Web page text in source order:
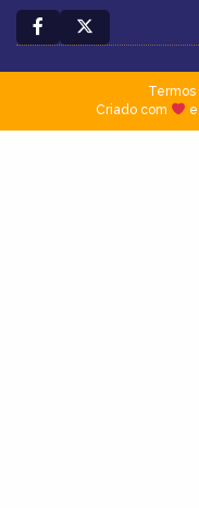
Termos|
Criado com
e